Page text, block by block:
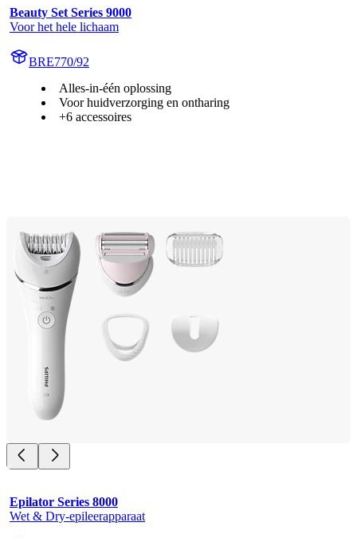
Beauty Set Series 9000
Voor het hele lichaam
BRE770/92
Alles-in-één oplossing
Voor huidverzorging en ontharing
+6 accessoires
Epilator Series 8000
Wet & Dry-epileerapparaat